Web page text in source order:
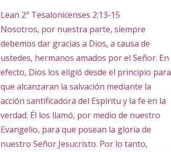
Lean 2ª Tesalonicenses 2:13-15
Nosotros, por nuestra parte, siempre
debemos dar gracias a Dios, a causa de
ustedes, hermanos amados por el Señor. En
efecto, Dios los eligió desde el principio para
que alcanzaran la salvación mediante la
acción santificadora del Espíritu y la fe en la
verdad. Él los llamó, por medio de nuestro
Evangelio, para que posean la gloria de
nuestro Señor Jesucristo. Por lo tanto,